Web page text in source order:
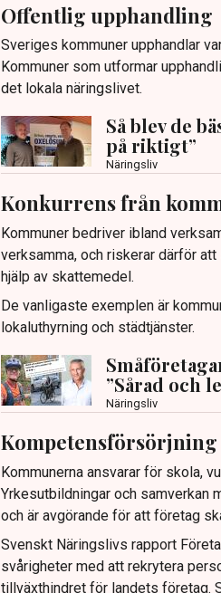
Offentlig upphandling
Sveriges kommuner upphandlar
Kommuner som utformar
det lokala näringslivet.
Så blev de
på riktigt”
Näringsliv
Konkurrens från
Kommuner bedriver ibland
verksamma, och riskerar därför
hjälp av skattemedel.
De vanligaste exemplen är
lokaluthyrning och städtjänster.
”Sårad och
Näringsliv
Kommunerna ansvarar för skola,
Yrkesutbildningar och samverkan
och är avgörande för att företag
Svenskt Näringslivs rapport
svårigheter med att rekrytera
tillväxthindret för landets företag.